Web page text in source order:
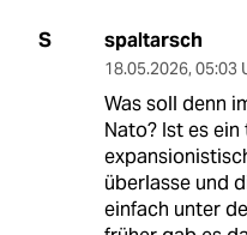
S spaltarsch
18.05.2026, 05:03
Was soll denn
Nato? Ist es
überlasse und
einfach unter